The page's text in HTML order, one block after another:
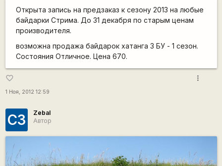
Открыта запись на предзаказ к сезону 2013 на любые
байдарки Стрима. До 31 декабря по старым ценам
производителя.
возможна продажа байдарок хатанга 3 БУ - 1 сезон.
Состояния Отличное. Цена 670.
favorite_border
1 Ноя, 2012 12:59
more_vert
СЗ
Zebal
Автор